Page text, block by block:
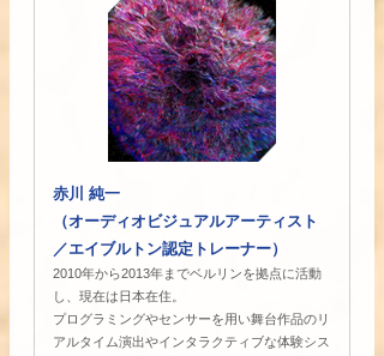
赤川 純一
（オーディオビジュアルアーティスト
／エイブルトン認定トレーナー）
2010年から2013年までベルリンを拠点に活動
し、現在は日本在住。
プログラミングやセンサーを用い舞台作品のリ
アルタイム演出やインタラクティブな体験シス